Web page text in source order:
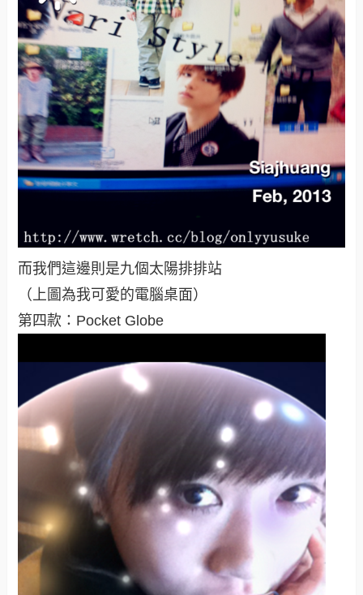
而我們這邊則是九個太陽排排站
（上圖為我可愛的電腦桌面）
第四款：Pocket Globe